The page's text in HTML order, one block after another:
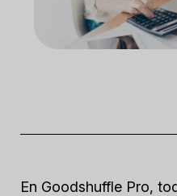
En Goodshuffle Pro,